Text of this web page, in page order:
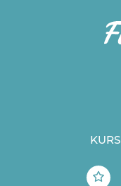
KURS